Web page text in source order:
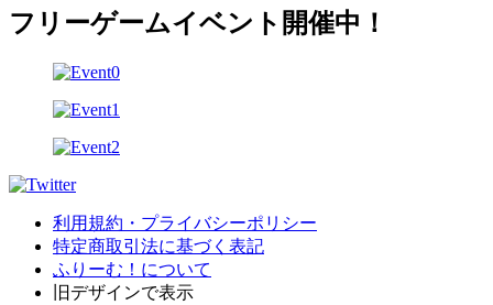
フリーゲームイベント開催中！
利用規約・プライバシーポリシー
特定商取引法に基づく表記
ふりーむ！について
旧デザインで表示